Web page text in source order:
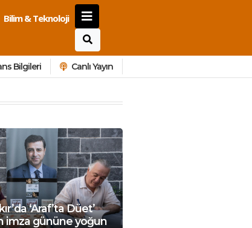
Bilim & Teknoloji
Bilgileri Canlı Yayın
‘Araf’ta Düet’
imza gününe yoğun